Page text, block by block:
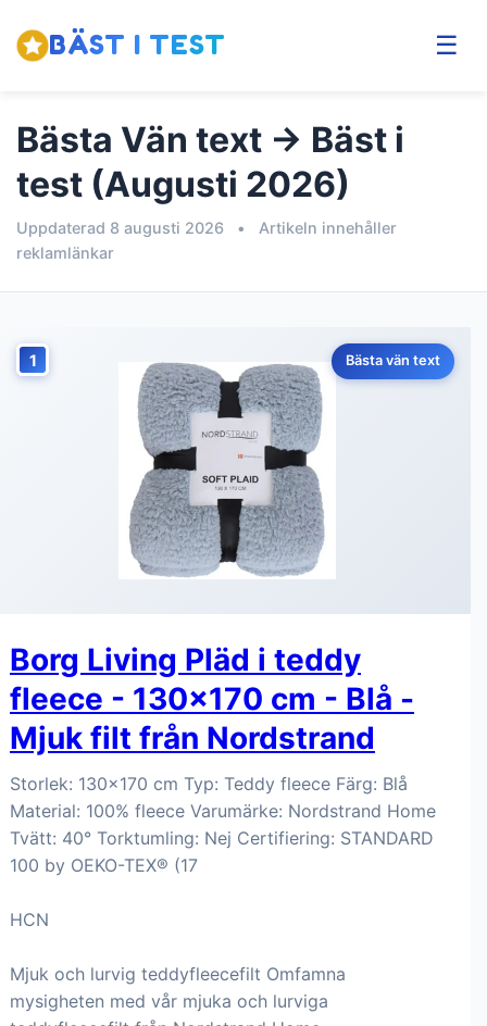
BÄST I TEST ☰
Bästa Vän text → Bäst i
test (Augusti 2026)
Uppdaterad 8 augusti 2026 •
Artikeln innehåller
reklamlänkar
1 Bästa vän text
Borg Living Pläd i teddy
fleece - 130x170 cm - Blå -
Mjuk filt från Nordstrand
Storlek: 130x170 cm Typ: Teddy fleece Färg: Blå
Material: 100% fleece Varumärke: Nordstrand Home
Tvätt: 40° Torktumling: Nej Certifiering: STANDARD
100 by OEKO-TEX® (17
HCN
Mjuk och lurvig teddyfleecefilt Omfamna
mysigheten med vår mjuka och lurviga